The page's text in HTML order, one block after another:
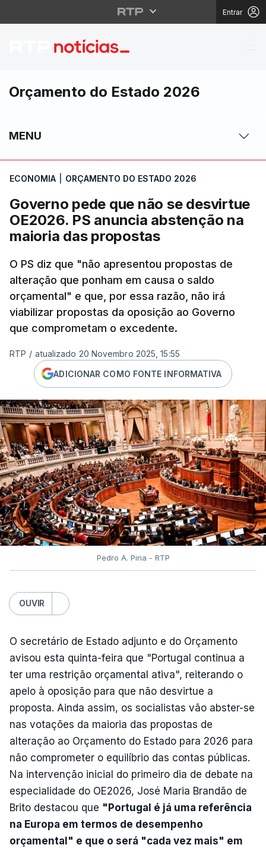
Entrar
Governo pede que
Orçamento do Estado 2026
MENU
ECONOMIA ORÇAMENTO DO ESTADO 2026
Governo pede que não se desvirtue
OE2026. PS anuncia abstenção na
maioria das propostas
O PS diz que "não apresentou propostas de
alteração que ponham em causa o saldo
orçamental" e que, por essa razão, não irá
viabilizar propostas da oposição ao Governo
que comprometam o excedente.
RTP / atualizado 20 Novembro 2025, 15:55
ADICIONAR COMO FONTE INFORMATIVA
Pedro A. Pina - RTP
OUVIR
O secretário de Estado adjunto e do Orçamento
avisou esta quinta-feira que "Portugal continua a
ter uma restrição orçamental ativa", reiterando o
apelo à oposição para que não desvirtue a
proposta. Ainda assim, os socialistas vão abster-se
nas votações da maioria das propostas de
alteração ao Orçamento do Estado para 2026 para
não comprometer o equilíbrio das contas públicas.
Na intervenção inicial do primeiro dia de debate na
especialidade do OE2026, José Maria Brandão de
Brito destacou que "Portugal é já uma referência
na Europa em termos de desempenho
orçamental" e que o será "cada vez mais" em